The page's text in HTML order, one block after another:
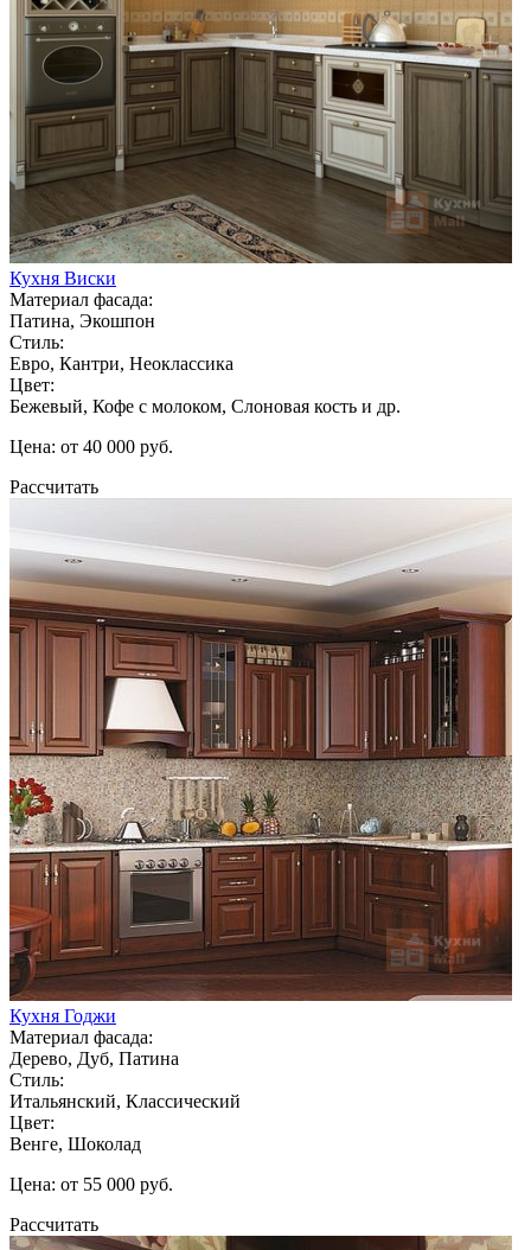
Кухня Виски
Материал фасада:
Патина, Экошпон
Стиль:
Евро, Кантри, Неоклассика
Цвет:
Бежевый, Кофе с молоком, Слоновая кость и др.
Цена: от 40 000 руб.
Рассчитать
Кухня Годжи
Материал фасада:
Дерево, Дуб, Патина
Стиль:
Итальянский, Классический
Цвет:
Венге, Шоколад
Цена: от 55 000 руб.
Рассчитать